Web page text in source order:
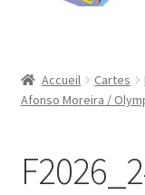
Mon compte
Panier
Accueil Cartes
Afonso Moreira /